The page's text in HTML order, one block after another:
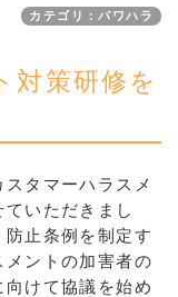
カテゴリ：パワハラ
対策研修を
タマーハラスメ
いただきまし
止条例を制定す
メントの加害者の
けて協議を始め